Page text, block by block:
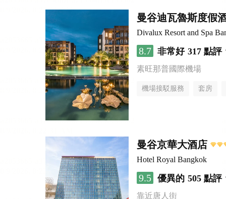
曼谷迪瓦魯斯度假
Divalux Resort and Spa
8.7 非常好 317 點評
素旺那普國際機場
機場接駁服務 套房
曼谷京華大酒店
Hotel Royal Bangkok
9.5 優異的 505 點評
靠近唐人街